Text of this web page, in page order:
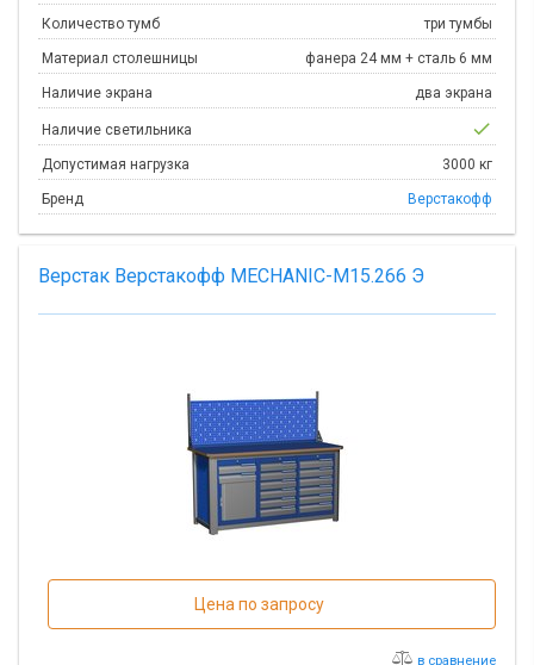
Количество тумб три тумбы
Материал столешницы фанера 24 мм + сталь 6 мм
Наличие экрана два экрана
Наличие светильника check
Допустимая нагрузка 3000 кг
Бренд Верстакофф
Верстак Верстакофф MECHANIC-М15.266 Э
Цена по запросу
в сравнение